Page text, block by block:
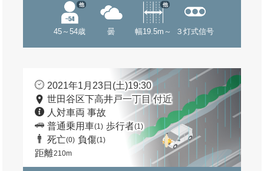
45～54歳
他
曇 幅19.5m～
他
３灯式信号
2021年1月23日(土)19:30
世田谷区下高井戸一丁目 付近
人対車両 事故
普通乗用車(1) 歩行者(1)
死亡(0) 負傷(1)
距離210m